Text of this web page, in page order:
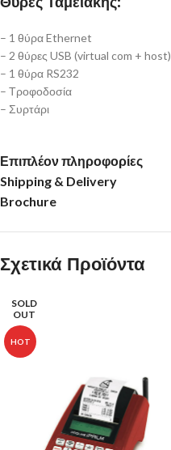
– 1 θύρα Ethernet
– 2 θύρες USB (virtual com + host)
– 1 θύρα RS232
– Τροφοδοσία
– Συρτάρι
Επιπλέον πληροφορίες
Shipping & Delivery
Brochure
Σχετικά Προϊόντα
SOLD
OUT
HOT